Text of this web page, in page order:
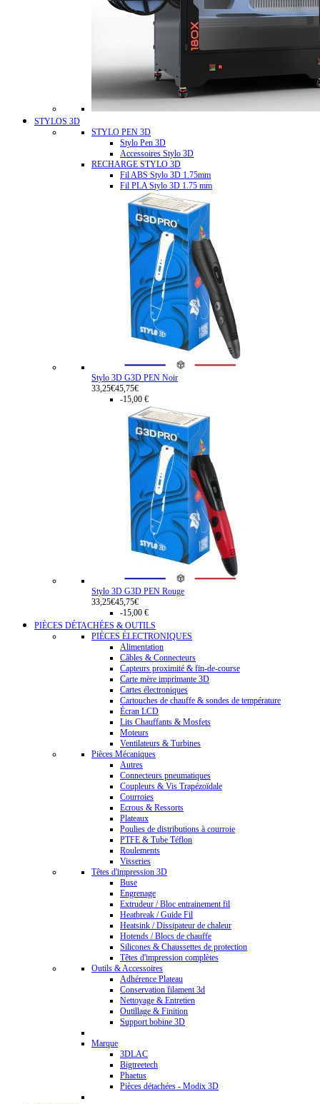
STYLOS 3D
STYLO PEN 3D
Stylo Pen 3D
Accessoires Stylo 3D
RECHARGE STYLO 3D
Fil ABS Stylo 3D 1.75mm
Fil PLA Stylo 3D 1.75 mm
Stylo 3D G3D PEN Noir
33,25€45,75€
-15,00 €
Stylo 3D G3D PEN Rouge
33,25€45,75€
-15,00 €
PIÈCES DÉTACHÉES & OUTILS
PIÈCES ÉLECTRONIQUES
Alimentation
Câbles & Connecteurs
Capteurs proximité & fin-de-course
Carte mère imprimante 3D
Cartes électroniques
Cartouches de chauffe & sondes de température
Écran LCD
Lits Chauffants & Mosfets
Moteurs
Ventilateurs & Turbines
Pièces Mécaniques
Autres
Connecteurs pneumatiques
Coupleurs & Vis Trapézoïdale
Courroies
Ecrous & Ressorts
Plateaux
Poulies de distributions à courroie
PTFE & Tube Téflon
Roulements
Visseries
Têtes d'impression 3D
Buse
Engrenage
Extrudeur / Bloc entrainement fil
Heatbreak / Guide Fil
Heatsink / Dissipateur de chaleur
Hotends / Blocs de chauffe
Silicones & Chaussettes de protection
Têtes d'impression complètes
Outils & Accessoires
Adhérence Plateau
Conservation filament 3d
Nettoyage & Entretien
Outillage & Finition
Support bobine 3D
Marque
3DLAC
Bigtreetech
Phaetus
Pièces détachées - Modix 3D